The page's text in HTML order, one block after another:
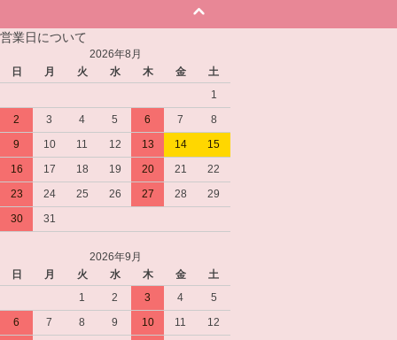
営業日について
2026年8月
日
月 火 水 木 金
土
1
2
3 4 5 6 7
8
9
10 11 12 13 14
15
16
17 18 19 20 21
22
23
24 25 26 27 28
29
30
31
2026年9月
日
月 火 水 木 金
土
1
2 3 4
5
6
7 8 9 10 11
12